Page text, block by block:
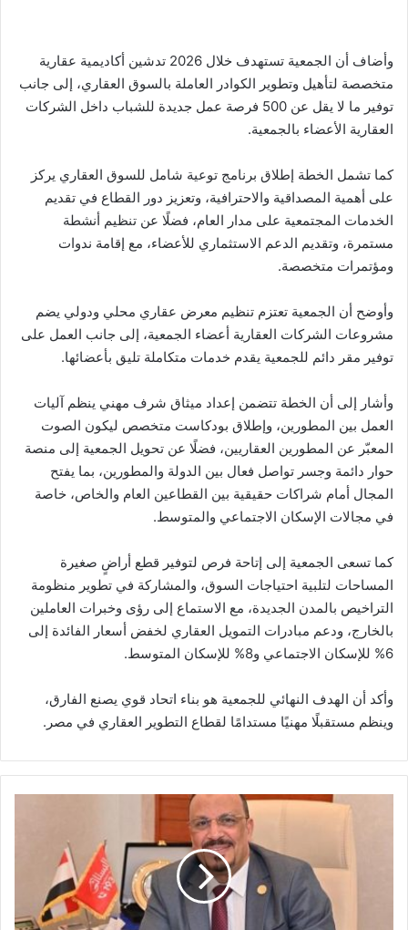
وأضاف أن الجمعية تستهدف خلال 2026 تدشين أكاديمية عقارية
متخصصة لتأهيل وتطوير الكوادر العاملة بالسوق العقاري، إلى جانب
توفير ما لا يقل عن 500 فرصة عمل جديدة للشباب داخل الشركات
العقارية الأعضاء بالجمعية.
كما تشمل الخطة إطلاق برنامج توعية شامل للسوق العقاري يركز
على أهمية المصداقية والاحترافية، وتعزيز دور القطاع في تقديم
الخدمات المجتمعية على مدار العام، فضلًا عن تنظيم أنشطة
مستمرة، وتقديم الدعم الاستثماري للأعضاء، مع إقامة ندوات
ومؤتمرات متخصصة.
وأوضح أن الجمعية تعتزم تنظيم معرض عقاري محلي ودولي يضم
مشروعات الشركات العقارية أعضاء الجمعية، إلى جانب العمل على
توفير مقر دائم للجمعية يقدم خدمات متكاملة تليق بأعضائها.
وأشار إلى أن الخطة تتضمن إعداد ميثاق شرف مهني ينظم آليات
العمل بين المطورين، وإطلاق بودكاست متخصص ليكون الصوت
المعبّر عن المطورين العقاريين، فضلًا عن تحويل الجمعية إلى منصة
حوار دائمة وجسر تواصل فعال بين الدولة والمطورين، بما يفتح
المجال أمام شراكات حقيقية بين القطاعين العام والخاص، خاصة
في مجالات الإسكان الاجتماعي والمتوسط.
كما تسعى الجمعية إلى إتاحة فرص لتوفير قطع أراضٍ صغيرة
المساحات لتلبية احتياجات السوق، والمشاركة في تطوير منظومة
التراخيص بالمدن الجديدة، مع الاستماع إلى رؤى وخبرات العاملين
بالخارج، ودعم مبادرات التمويل العقاري لخفض أسعار الفائدة إلى
6% للإسكان الاجتماعي و8% للإسكان المتوسط.
وأكد أن الهدف النهائي للجمعية هو بناء اتحاد قوي يصنع الفارق،
وينظم مستقبلًا مهنيًا مستدامًا لقطاع التطوير العقاري في مصر.
البستاني: